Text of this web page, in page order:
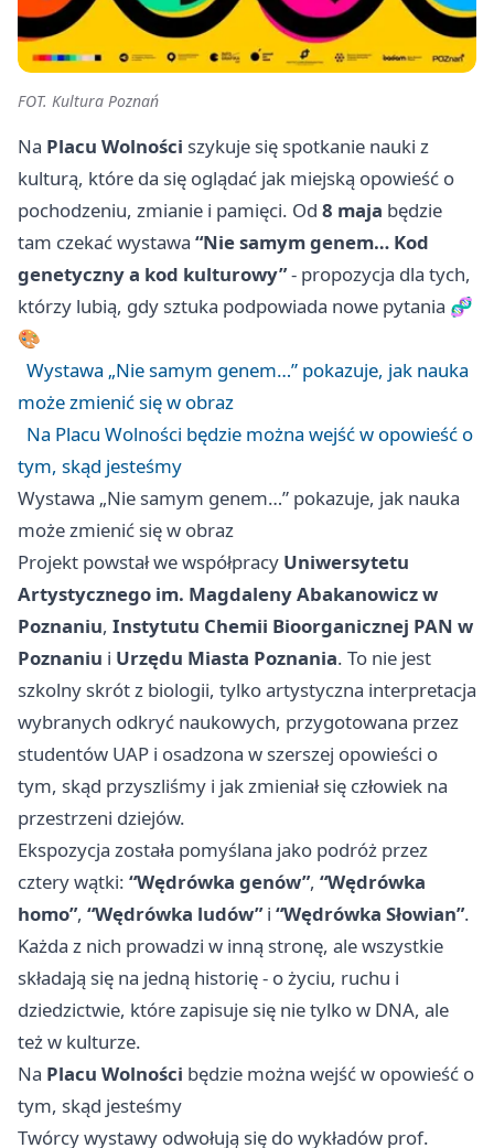
FOT. Kultura Poznań
Na Placu Wolności szykuje się spotkanie nauki z
kulturą, które da się oglądać jak miejską opowieść o
pochodzeniu, zmianie i pamięci. Od 8 maja będzie
tam czekać wystawa “Nie samym genem… Kod
genetyczny a kod kulturowy”- propozycja dla tych,
którzy lubią, gdy sztuka podpowiada nowe pytania 🧬
🎨
Wystawa „Nie samym genem…” pokazuje, jak nauka
może zmienić się w obraz
Na Placu Wolności będzie można wejść w opowieść o
tym, skąd jesteśmy
Wystawa „Nie samym genem…” pokazuje, jak nauka
może zmienić się w obraz
Projekt powstał we współpracy Uniwersytetu
Artystycznego im. Magdaleny Abakanowicz w
Poznaniu, Instytutu Chemii Bioorganicznej PAN w
Poznaniu i Urzędu Miasta Poznania. To nie jest
szkolny skrót z biologii, tylko artystyczna interpretacja
wybranych odkryć naukowych, przygotowana przez
studentów UAP i osadzona w szerszej opowieści o
tym, skąd przyszliśmy i jak zmieniał się człowiek na
przestrzeni dziejów.
Ekspozycja została pomyślana jako podróż przez
cztery wątki: “Wędrówka genów”, “Wędrówka
homo”, “Wędrówka ludów”i “Wędrówka Słowian”.
Każda z nich prowadzi w inną stronę, ale wszystkie
składają się na jedną historię - o życiu, ruchu i
dziedzictwie, które zapisuje się nie tylko w DNA, ale
też w kulturze.
Na Placu Wolności będzie można wejść w opowieść o
tym, skąd jesteśmy
Twórcy wystawy odwołują się do wykładów prof.